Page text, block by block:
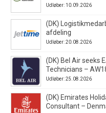
Udløber: 10.09.2026
(DK)
afdeling
Udløber: 20.08.2026
(DK) Bel Air seeks
Technicians –
Udløber: 25.08.2026
(DK) Emirates
Consultant –